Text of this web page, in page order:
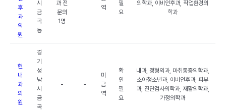
후
과
의
원
시
금
곡
동
과 전
문의
1명
역
필
요
의학과, 이비인후과, 직업환경의
학과
현
내
과
의
원
경
기
성
남
시
금
곡
- -
미
금
역
확
인
필
요
내과, 정형외과, 마취통증의학과,
소아청소년과, 이비인후과, 피부
과, 진단검사의학과, 재활의학과,
가정의학과